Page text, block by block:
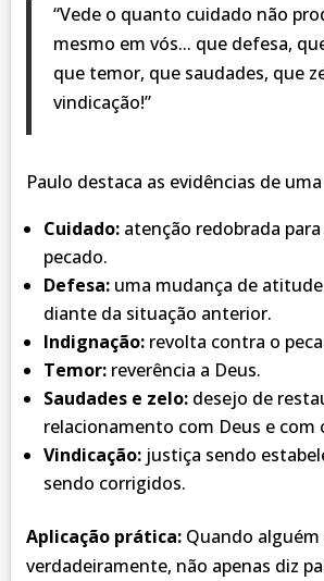
“Vede o quanto cuidado não
mesmo em vós... que defesa,
que temor, que saudades, que
vindicação!”
Paulo destaca as evidências de
Cuidado: atenção redobrada
pecado.
Defesa: uma mudança de atitude
diante da situação anterior.
Indignação: revolta contra o
Temor: reverência a Deus.
Saudades e zelo: desejo de
relacionamento com Deus e com
Vindicação: justiça sendo
sendo corrigidos.
Aplicação prática: Quando alguém
verdadeiramente, não apenas diz